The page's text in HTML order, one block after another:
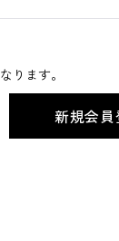
ります。